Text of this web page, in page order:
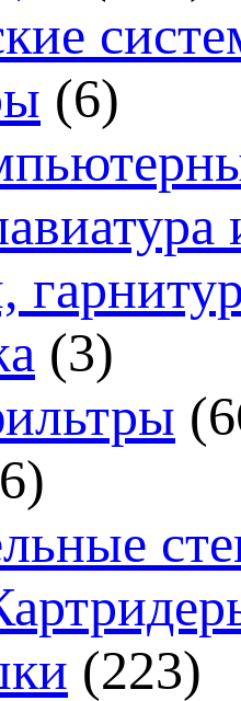
(6)
(3)
(223)